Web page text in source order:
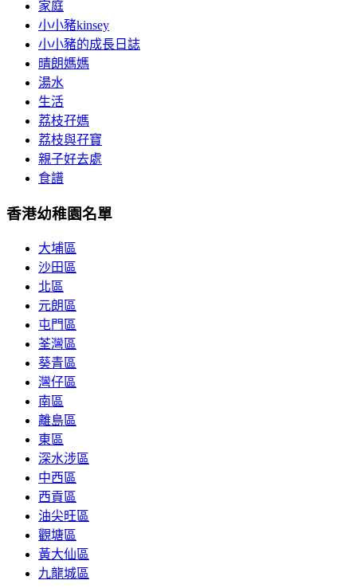
家庭
小小豬kinsey
小小豬的成長日誌
晴朗媽媽
湯水
生活
荔枝孖媽
荔枝與孖寶
親子好去處
食譜
香港幼稚園名單
大埔區
沙田區
北區
元朗區
屯門區
荃灣區
葵青區
灣仔區
南區
離島區
東區
深水涉區
中西區
西貢區
油尖旺區
觀塘區
黃大仙區
九龍城區